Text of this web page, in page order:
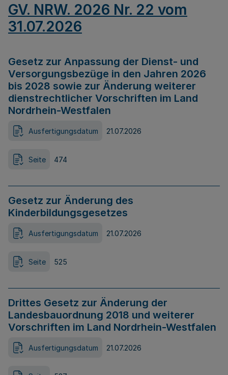
GV. NRW. 2026 Nr. 22 vom
31.07.2026
Gesetz zur Anpassung der Dienst- und
Versorgungsbezüge in den Jahren 2026
bis 2028 sowie zur Änderung weiterer
dienstrechtlicher Vorschriften im Land
Nordrhein-Westfalen
Ausfertigungsdatum 21.07.2026
Seite 474
Gesetz zur Änderung des
Kinderbildungsgesetzes
Ausfertigungsdatum 21.07.2026
Seite 525
Drittes Gesetz zur Änderung der
Landesbauordnung 2018 und weiterer
Vorschriften im Land Nordrhein-Westfalen
Ausfertigungsdatum 21.07.2026